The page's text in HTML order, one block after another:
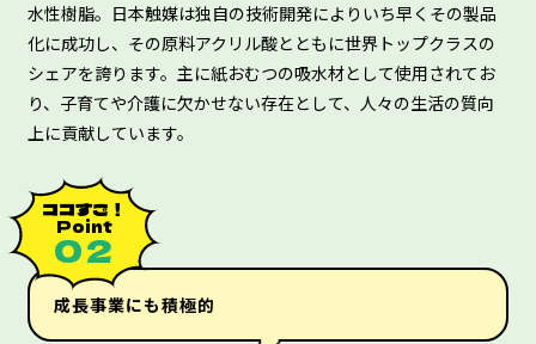
水性樹脂。日本触媒は独自の技術開発によりいち早くその製品
化に成功し、その原料アクリル酸とともに世界トップクラスの
シェアを誇ります。主に紙おむつの吸水材として使用されてお
り、子育てや介護に欠かせない存在として、人々の生活の質向
上に貢献しています。
ココすご！
Point
０２
成長事業にも積極的